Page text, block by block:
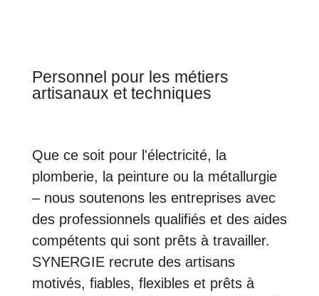
Personnel pour les métiers
artisanaux et techniques
Que ce soit pour l'électricité, la
plomberie, la peinture ou la métallurgie
– nous soutenons les entreprises avec
des professionnels qualifiés et des aides
compétents qui sont prêts à travailler.
SYNERGIE recrute des artisans
motivés, fiables, flexibles et prêts à